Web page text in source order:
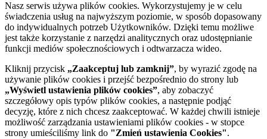
Nasz serwis używa plików cookies. Wykorzystujemy je w celu
świadczenia usług na najwyższym poziomie, w sposób dopasowany
do indywidualnych potrzeb Użytkowników. Dzięki temu możliwe
jest także korzystanie z narzędzi analitycznych oraz udostępnianie
funkcji mediów społecznościowych i odtwarzacza wideo.
Kliknij przycisk „Zaakceptuj lub zamknij”, by wyrazić zgodę na
używanie plików cookies i przejść bezpośrednio do strony lub
„Wyświetl ustawienia plików cookies”, aby zobaczyć
szczegółowy opis typów plików cookies, a następnie podjąć
decyzję, które z nich chcesz zaakceptować. W każdej chwili istnieje
możliwość zarządzania ustawieniami plików cookies - w stopce
strony umieściliśmy link do "Zmień ustawienia Cookies".